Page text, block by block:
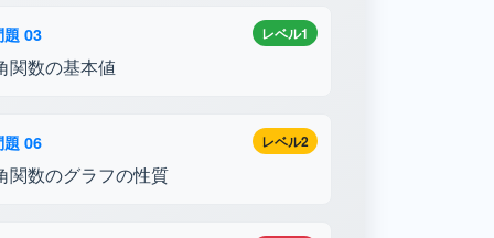
レベル1
題 03
関数の基本値
レベル2
題 06
関数のグラフの性質